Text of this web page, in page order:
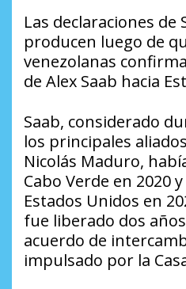
Las declaraciones de
producen luego de
venezolanas
de Alex Saab hacia
Saab, considerado
los principales
Nicolás Maduro,
Cabo Verde en 2020
Estados Unidos en
fue liberado dos
acuerdo de
impulsado por la